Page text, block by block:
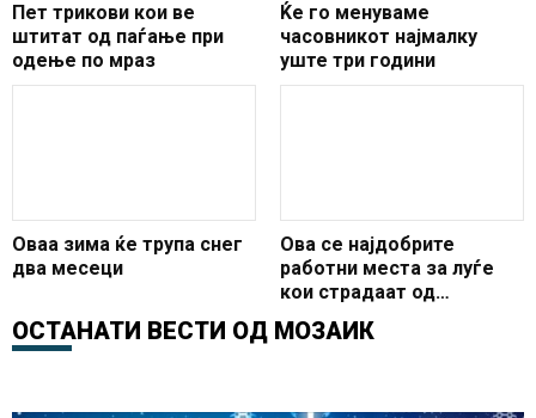
Пет трикови кои ве
штитат од паѓање при
одење по мраз
Ќе го менуваме
часовникот најмалку
уште три години
Oваа зима ќе трупа снег
два месеци
Ова се најдобрите
работни места за луѓе
кои страдаат од
депресија
ОСТАНАТИ ВЕСТИ ОД МОЗАИК